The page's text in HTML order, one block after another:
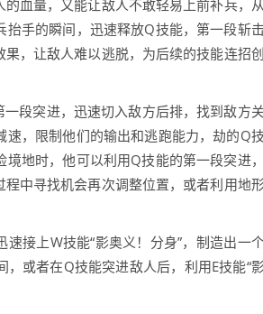
血量，又能让敌人不敢轻易上前补兵，从
手的瞬间，迅速释放Q技能，第一段斩击
，让敌人难以逃脱，为后续的技能连招创
段突进，迅速切入敌方后排，找到敌方关
，限制他们的输出和逃跑能力，劫的Q技
地时，他可以利用Q技能的第一段突进，
中寻找机会再次调整位置，或者利用地
接上W技能“影奥义！分身”，制造出一
或者在Q技能突进敌人后，利用E技能“影